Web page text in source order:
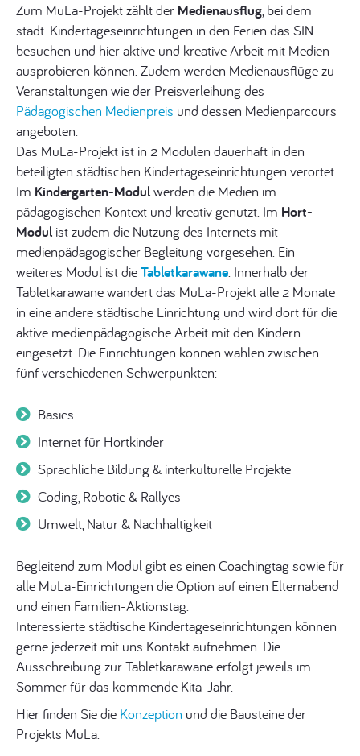
Zum MuLa-Projekt zählt der Medienausflug, bei dem
städt. Kindertageseinrichtungen in den Ferien das SIN
besuchen und hier aktive und kreative Arbeit mit Medien
ausprobieren können. Zudem werden Medienausflüge zu
Veranstaltungen wie der Preisverleihung des
Pädagogischen Medienpreis und dessen Medienparcours
angeboten.
Das MuLa-Projekt ist in 2 Modulen dauerhaft in den
beteiligten städtischen Kindertageseinrichtungen verortet.
Im Kindergarten-Modulwerden die Medien im
pädagogischen Kontext und kreativ genutzt. Im Hort-
Modul ist zudem die Nutzung des Internets mit
medienpädagogischer Begleitung vorgesehen. Ein
weiteres Modul ist dieTabletkarawane. Innerhalb der
Tabletkarawane wandert das MuLa-Projekt alle 2 Monate
in eine andere städtische Einrichtung und wird dort für die
aktive medienpädagogische Arbeit mit den Kindern
eingesetzt. Die Einrichtungen können wählen zwischen
fünf verschiedenen Schwerpunkten:
Basics
Internet für Hortkinder
Sprachliche Bildung & interkulturelle Projekte
Coding, Robotic & Rallyes
Umwelt, Natur & Nachhaltigkeit
Begleitend zum Modul gibt es einen Coachingtag sowie für
alle MuLa-Einrichtungen die Option auf einen Elternabend
und einen Familien-Aktionstag.
Interessierte städtische Kindertageseinrichtungen können
gerne jederzeit mit uns Kontakt aufnehmen. Die
Ausschreibung zur Tabletkarawane erfolgt jeweils im
Sommer für das kommende Kita-Jahr.
Hier finden Sie die Konzeption und die Bausteine der
Projekts MuLa.